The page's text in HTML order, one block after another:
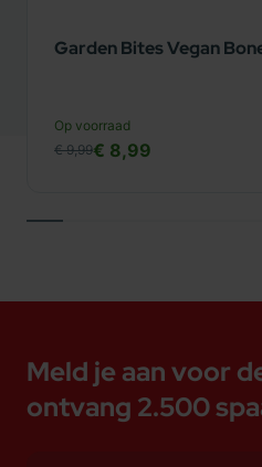
Garden Bites Vegan
Op voorraad
€ 9,99€ 8,99
Meld je aan voor
ontvang 2.500